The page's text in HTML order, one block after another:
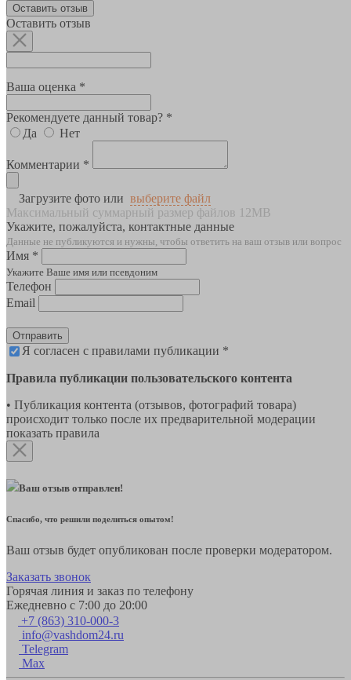
Оставить отзыв
Оставить отзыв
Ваша оценка *
Рекомендуете данный товар? *
Да
Нет
Комментарии *
Загрузите фото или выберите файл
Максимальный суммарный размер файлов 12MB
Укажите, пожалуйста, контактные данные
Данные не публикуются и нужны, чтобы ответить на ваш отзыв или вопрос
Имя *
Укажите Ваше имя или псевдоним
Телефон
Email
Отправить
Я согласен с правилами публикации *
Правила публикации пользовательского контента
• Публикация контента (отзывов, фотографий товара)
происходит только после их предварительной модерации
показать правила
Ваш отзыв отправлен!
Спасибо, что решили поделиться опытом!
Ваш отзыв будет опубликован после проверки модератором.
Заказать звонок
Горячая линия и заказ по телефону
Ежедневно с 7:00 до 20:00
+7 (863) 310-000-3
info@vashdom24.ru
Telegram
Max